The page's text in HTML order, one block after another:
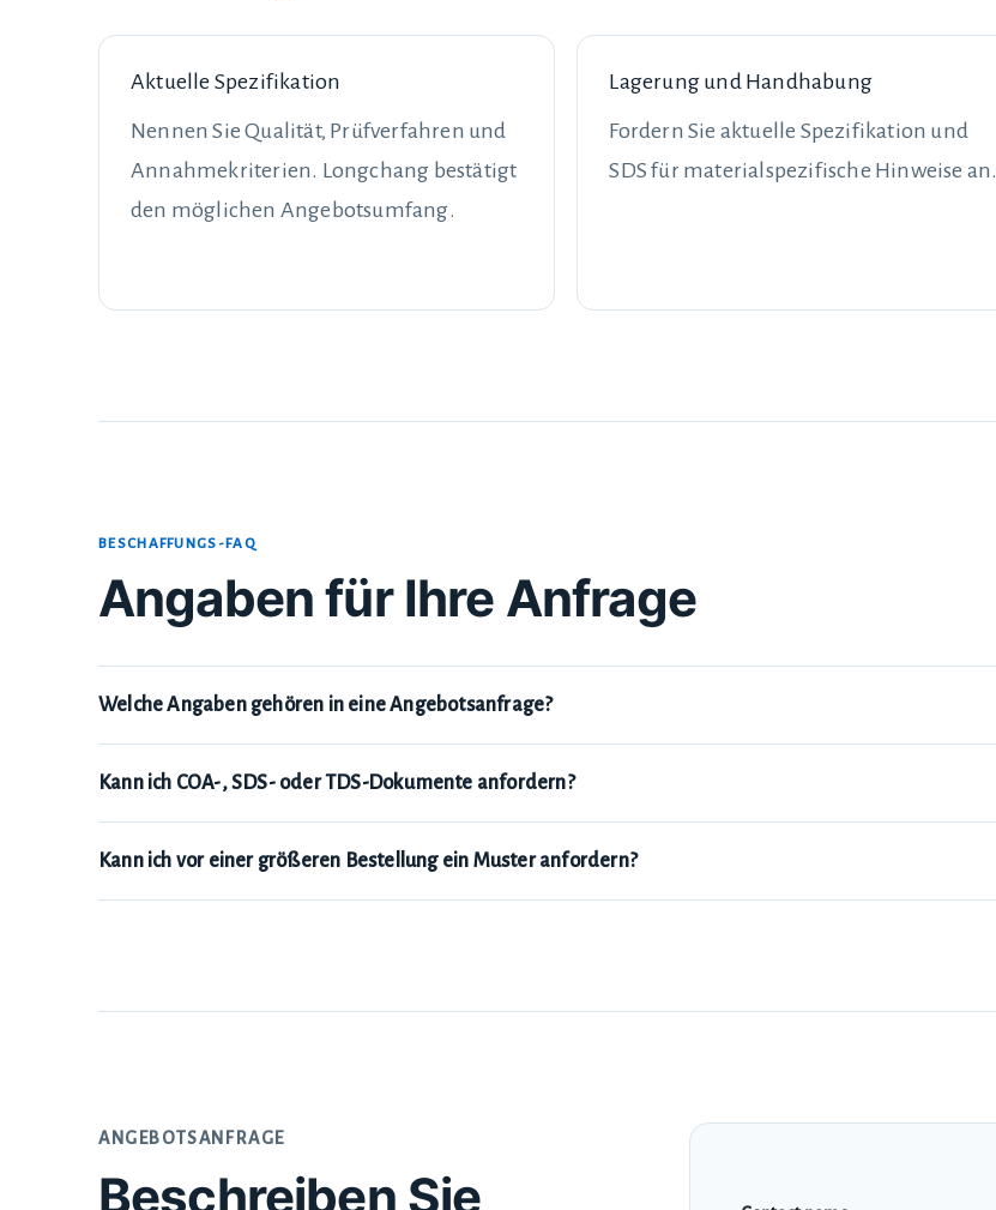
Aktuelle Spezifikation
Nennen Sie Qualität, Prüfverfahren und
Annahmekriterien. Longchang bestätigt
den möglichen Angebotsumfang.
Lagerung und Handhabung
Fordern Sie aktuelle Spezifikation und
SDS für materialspezifische Hinweise an.
BESCHAFFUNGS-FAQ
Angaben für Ihre Anfrage
Welche Angaben gehören in eine Angebotsanfrage?
Kann ich COA-, SDS- oder TDS-Dokumente anfordern?
Kann ich vor einer größeren Bestellung ein Muster anfordern?
ANGEBOTSANFRAGE
Beschreiben Sie